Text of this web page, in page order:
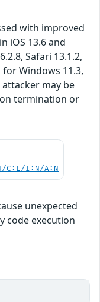
with improved
iOS 13.6 and
Safari 13.1.2,
Windows 11.3,
may be
termination or
C:L/I:N/A:N
unexpected
code execution